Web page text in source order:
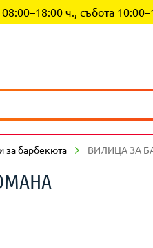
ч., събота
за барбекюта ВИЛИЦА ЗА